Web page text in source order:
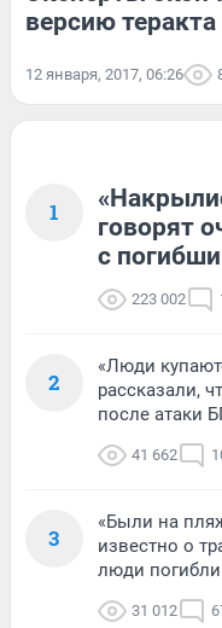
версию
12 января, 2017, 06:26
1
говорят
с
223 002
2
«Люди
рассказали,
после атаки
41 662
3
«Были на
известно о
люди
31 012